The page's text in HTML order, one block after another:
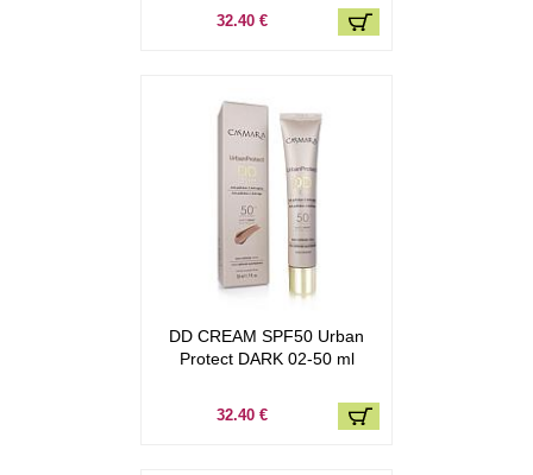
32.40 €
DD CREAM SPF50 Urban
Protect DARK 02-50 ml
32.40 €